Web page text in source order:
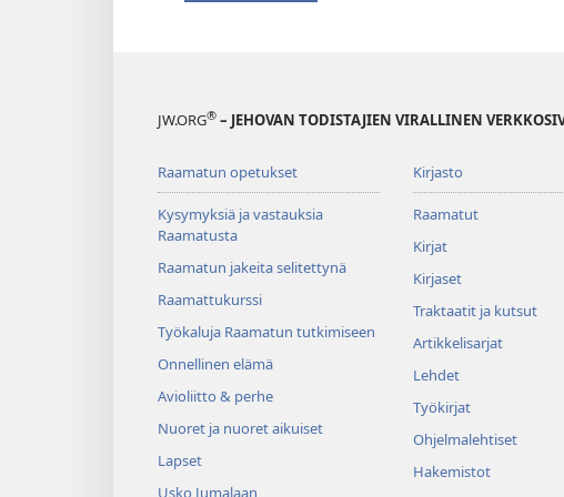
JW.ORG® – JEHOVAN TODISTAJIEN VIRALLINEN
Raamatun opetukset
Kysymyksiä ja vastauksia
Raamatusta
Raamatun jakeita selitettynä
Raamattukurssi
Työkaluja Raamatun tutkimiseen
Onnellinen elämä
Avioliitto & perhe
Nuoret ja nuoret aikuiset
Lapset
Usko Jumalaan
Kirjasto
Raamatut
Kirjat
Kirjaset
Traktaatit ja kutsut
Artikkelisarjat
Lehdet
Työkirjat
Ohjelmalehtiset
Hakemistot